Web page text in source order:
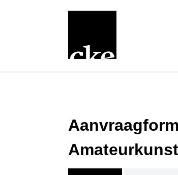
Amateurkunst